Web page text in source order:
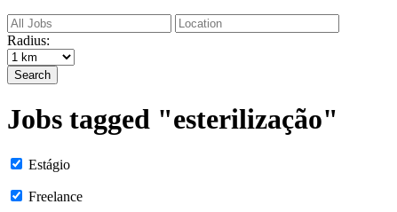
Radius:
Search
Jobs tagged "esterilização"
Estágio
Freelance